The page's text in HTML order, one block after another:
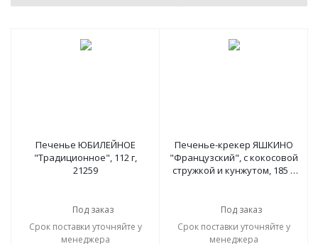
Печенье ЮБИЛЕЙНОЕ
"Традиционное", 112 г,
21259
Под заказ
Срок поставки уточняйте у
менеджера
Печенье-крекер ЯШКИНО
"Французский", с кокосовой
стружкой и кунжутом, 185 г,
Под заказ
Срок поставки уточняйте у
менеджера